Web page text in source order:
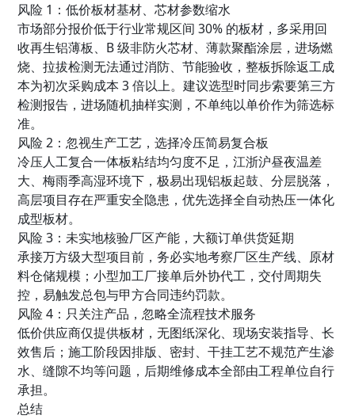
风险 1：低价板材基材、芯材参数缩水
市场部分报价低于行业常规区间 30% 的板材，多采用回
收再生铝薄板、B 级非防火芯材、薄款聚酯涂层，进场燃
烧、拉拔检测无法通过消防、节能验收，整板拆除返工成
本为初次采购成本 3 倍以上。建议选型时同步索要第三方
检测报告，进场随机抽样实测，不单纯以单价作为筛选标
准。
风险 2：忽视生产工艺，选择冷压简易复合板
冷压人工复合一体板粘结均匀度不足，江浙沪昼夜温差
大、梅雨季高湿环境下，极易出现铝板起鼓、分层脱落，
高层项目存在严重安全隐患，优先选择全自动热压一体化
成型板材。
风险 3：未实地核验厂区产能，大额订单供货延期
承接万方级大型项目前，务必实地考察厂区生产线、原材
料仓储规模；小型加工厂接单后外协代工，交付周期失
控，易触发总包与甲方合同违约罚款。
风险 4：只关注产品，忽略全流程技术服务
低价供应商仅提供板材，无图纸深化、现场安装指导、长
效售后；施工阶段因排版、密封、干挂工艺不规范产生渗
水、缝隙不均等问题，后期维修成本全部由工程单位自行
承担。
总结